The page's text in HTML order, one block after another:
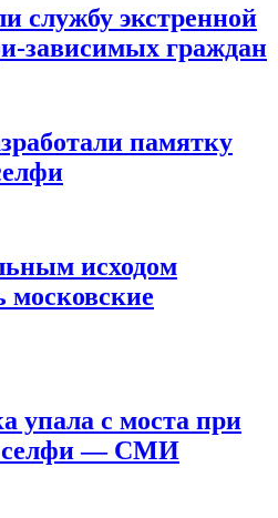
службу экстренной
зависимых граждан
памятку
исходом
московские
упала с моста при
селфи — СМИ